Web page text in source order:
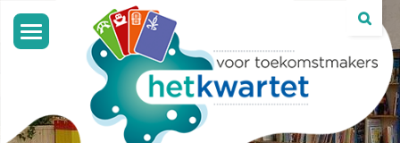
Toggle
navigation